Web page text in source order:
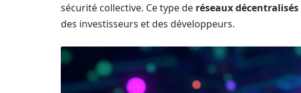
sécurité collective. Ce type de réseaux décentralisés
des investisseurs et des développeurs.